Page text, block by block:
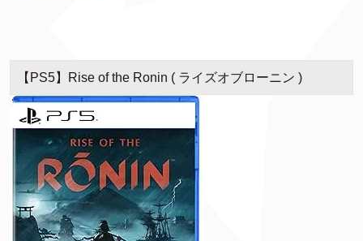
【PS5】Rise of the Ronin ( ライズオブローニン )